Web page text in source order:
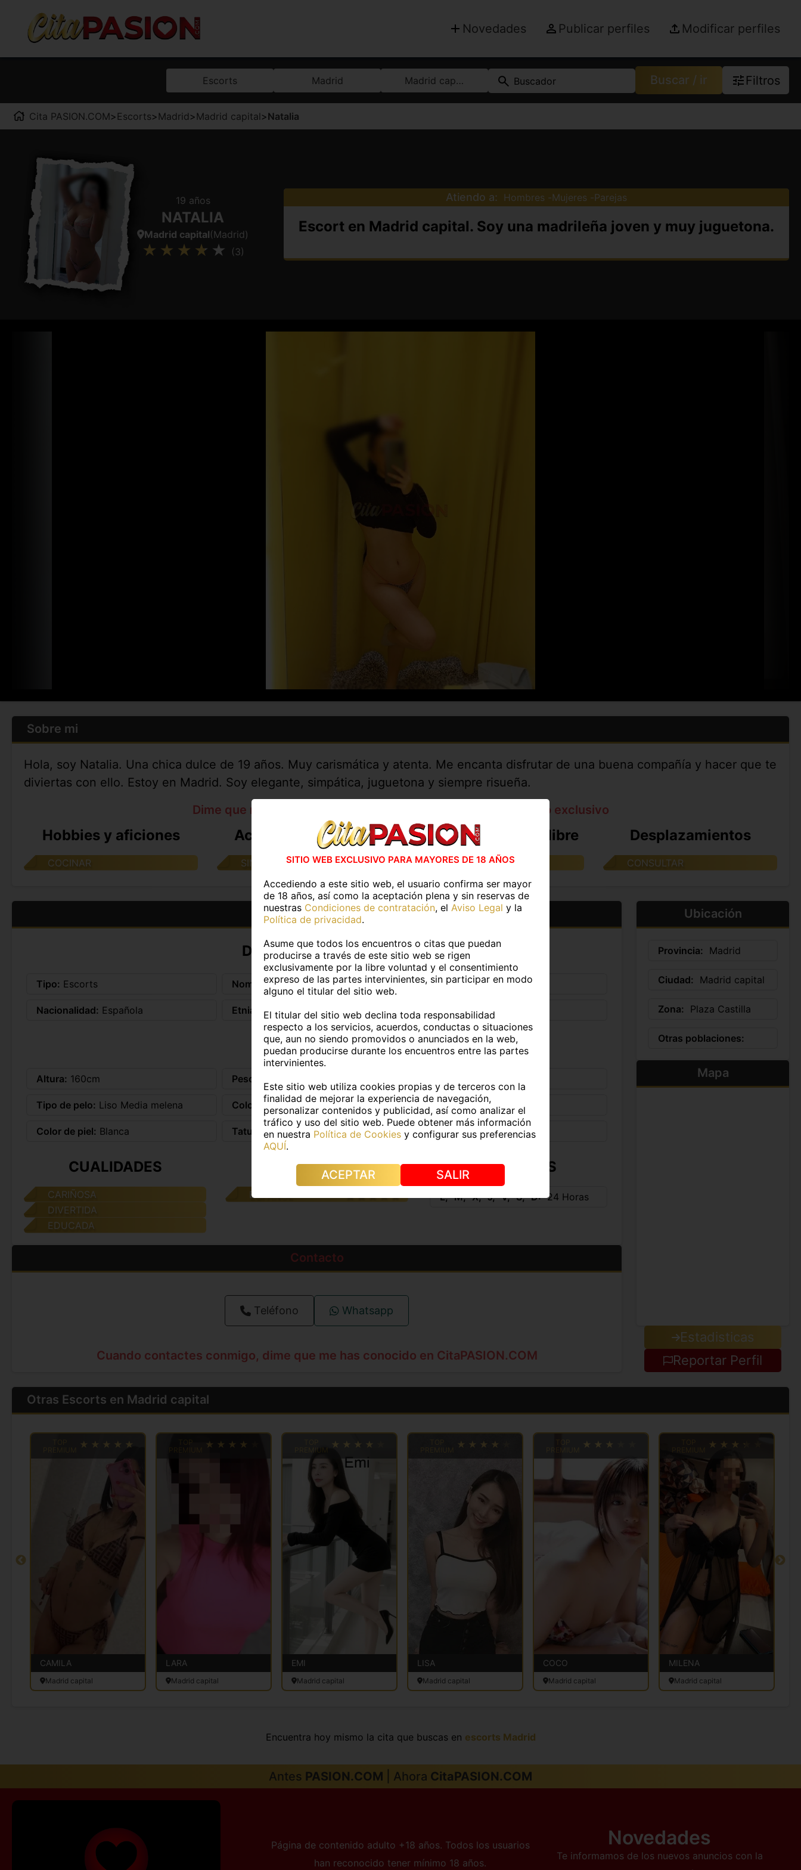
Novedades Publicar perfiles Modificar perfiles
Escorts Madrid Madrid capital Buscador Buscar / ir Filtros
Cita PASION.COM>Escorts>Madrid >Madrid capital >Natalia
19 años
NATALIA
Madrid capital(Madrid)
(3)
Atiendo a: Hombres Mujeres Parejas
Escort en Madrid capital. Soy una madrileña joven y muy juguetona.
Sobre mi
Hola, soy Natalia. Una chica dulce de 19 años. Muy carismática y atenta. Me encanta disfrutar de una buena compañía y hacer que te
diviertas con ello. Estoy en Madrid. Soy elegante, simpática, juguetona y siempre risueña.
Dime que me has visto en
y tendrás un trato exclusivo
Hobbies y aficiones
COCINAR
Actividades en casa
SIN ESPECIFICAR
Actividades al aire libre
SIN ESPECIFICAR
Desplazamientos
CONSULTAR
Más información
DATOS PERSONALES
Tipo: Escorts Nombre: Natalia Edad: 19 años
Nacionalidad: Española Etnia: Europea Fumador@: No
DATOS FÍSICOS
Altura: 160cm Peso:
Tipo de pelo: Liso Media melena Color de pelo: Negro Color de ojos: Castaños
Color de piel: Blanca Tatuajes: No Piercings: No
CUALIDADES
CARIÑOSA
DIVERTIDA
EDUCADA
IDIOMAS
ESPAÑOL
HORARIOS
L M X J V S D 24 Horas
Contacto
Teléfono Whatsapp
Cuando contactes conmigo, dime que me has conocido en CitaPASION.COM
Ubicación
Provincia: Madrid
Ciudad: Madrid capital
Zona: Plaza Castilla
Otras poblaciones:
Mapa
Estadisticas
Reportar Perfil
Otras Escorts en Madrid capital
CAMILA
Madrid capital
LARA
Madrid capital
TOP
EMI
Madrid capital
PREMIUM
LISA
Madrid capital
COCO
Madrid capital
MILENA
Madrid capital
Encuentra hoy mismo la cita que buscas en escorts Madrid
Antes PASION.COM | Ahora CitaPASION.COM
Página de contenido adulto +18 años. Todos los usuarios
han reconocido tener mínimo 18 años.
Novedades
Te informamos de los nuevos anuncios con la
SITIO WEB EXCLUSIVO PARA MAYORES DE 18 AÑOS
Accediendo a este sitio web, el usuario confirma ser mayor
de 18 años, así como la aceptación plena y sin reservas de
nuestras Condiciones de contratación, el Aviso Legal y la
Política de privacidad.
Asume que todos los encuentros o citas que puedan
producirse a través de este sitio web se rigen
exclusivamente por la libre voluntad y el consentimiento
expreso de las partes intervinientes, sin participar en modo
alguno el titular del sitio web.
El titular del sitio web declina toda responsabilidad
respecto a los servicios, acuerdos, conductas o situaciones
que, aun no siendo promovidos o anunciados en la web,
puedan producirse durante los encuentros entre las partes
intervinientes.
Este sitio web utiliza cookies propias y de terceros con la
finalidad de mejorar la experiencia de navegación,
personalizar contenidos y publicidad, así como analizar el
tráfico y uso del sitio web. Puede obtener más información
en nuestra Política de Cookies y configurar sus preferencias
AQUÍ.
ACEPTAR SALIR